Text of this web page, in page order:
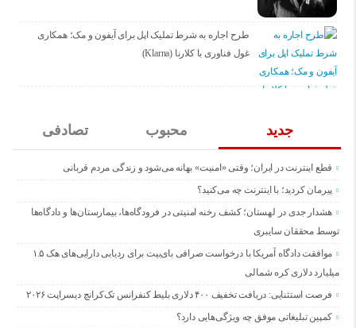
طرح اجاره به شرط تملیک اپل برای آیفون و مک؛ همکاری
غول فناوری با کلارنا (Klarna)
جدید محبوب تصادفی
قطع اینترنت در ایران؛ وقتی «امنیت» بهانه می‌شود و زندگی مردم قربانی
پیرمان کردید؛ با اینترنت چه می‌کنید؟
هشدار جدی در لهستان؛ کشف رخنه امنیتی در فرودگاه‌ها، بیمارستان‌ها و دادگاه‌ها
توسط محققان سایبری
موافقت دادگاه آمریکا با درخواست صرافی بای‌بیت برای ردیابی دارایی‌های هک ۱.۵
میلیارد دلاری کره شمالی
فرصت استثنایی: دریافت تخفیف ۴۰۰ دلاری بلیط کنفرانس تک‌کرانچ دیسراپت ۲۰۲۶
کمپین تبلیغاتی موفق چه ویژگی‌هایی دارد؟